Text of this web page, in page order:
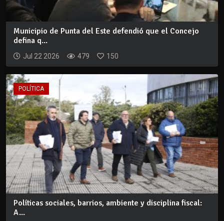
Municipio de Punta del Este defendió que el Concejo
defina q...
Jul 22 2026 479 150
POLÍTICA
Políticas sociales, barrios, ambiente y disciplina fiscal:
A...